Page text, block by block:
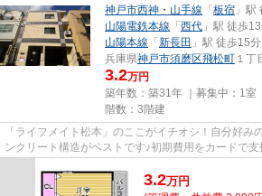
神戸市西神・山手線 「 板宿 」駅
山陽電鉄本線 「 西代 」駅 徒歩
山陽本線 「 新長田 」駅 徒歩15分
兵庫県神戸市須磨区飛松町 １丁
3.2万円
築年数：築31年 ｜募集中： 1室
階数：3階建
「ライフメイト松本」のここがイチオシ！自分好み
ンクリート構造がベストです♪初期費用をカードで
3.2万円